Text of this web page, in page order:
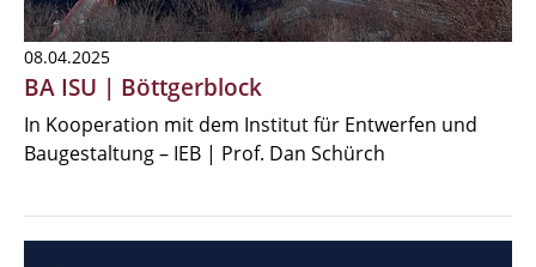
08.04.2025
BA ISU | Böttgerblock
In Kooperation mit dem Institut für Entwerfen und
Baugestaltung – IEB | Prof. Dan Schürch